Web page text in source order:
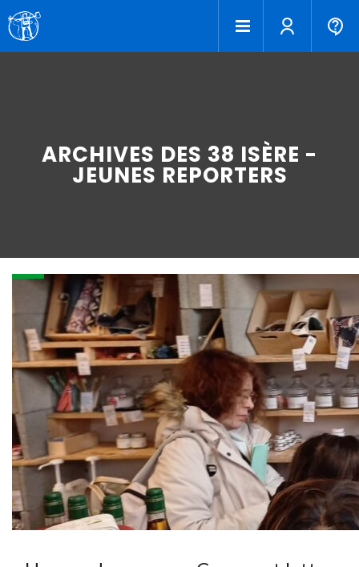
ARCHIVES DES 38 ISÈRE -
JEUNES REPORTERS